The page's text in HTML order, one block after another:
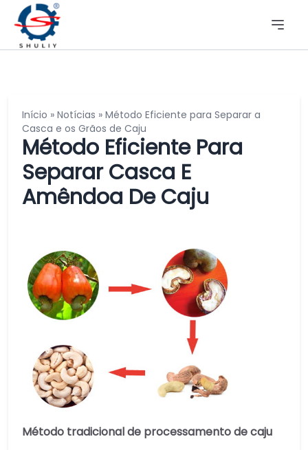
Início » Notícias » Método Eficiente para Separar a
Casca e os Grãos de Caju
Método Eficiente Para
Separar Casca E
Amêndoa De Caju
Método tradicional de processamento de caju